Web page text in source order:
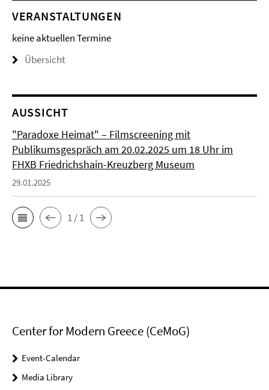
VERANSTALTUNGEN
keine aktuellen Termine
Übersicht
AUSSICHT
"Paradoxe Heimat" – Filmscreening mit
Publikumsgespräch am 20.02.2025 um 18 Uhr im
FHXB Friedrichshain-Kreuzberg Museum
29.01.2025
1 / 1
Center for Modern Greece (CeMoG)
Event-Calendar
Media Library